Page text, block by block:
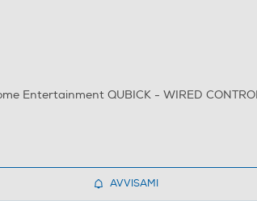
Entertainment QUBICK - WIRED
AVVISAMI